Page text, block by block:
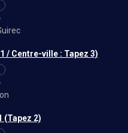
/ Centre-ville : Tapez 3)
(Tapez 2)